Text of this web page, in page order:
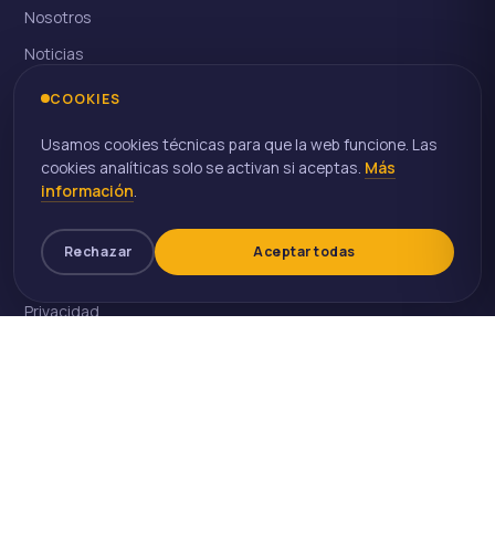
Nosotros
Noticias
Contacto
LEGAL
Aviso Legal
Cookies
Privacidad
COOKIES
Usamos cookies técnicas para que la web funcione. Las
cookies analíticas solo se activan si aceptas. Más
información
Rechazar Aceptar todas